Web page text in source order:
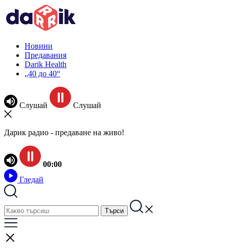
Новини
Предавания
Darik Health
„40 до 40“
Слушай Слушай
Дарик радио - предаване на живо!
00:00
Гледай